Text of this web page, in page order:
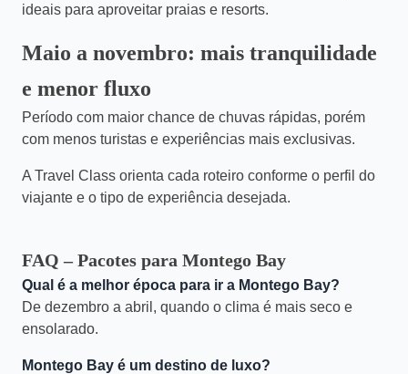
ideais para aproveitar praias e resorts.
Maio a novembro: mais tranquilidade
e menor fluxo
Período com maior chance de chuvas rápidas, porém
com menos turistas e experiências mais exclusivas.
A Travel Class orienta cada roteiro conforme o perfil do
viajante e o tipo de experiência desejada.
FAQ – Pacotes para Montego Bay
Qual é a melhor época para ir a Montego Bay?
De dezembro a abril, quando o clima é mais seco e
ensolarado.
Montego Bay é um destino de luxo?